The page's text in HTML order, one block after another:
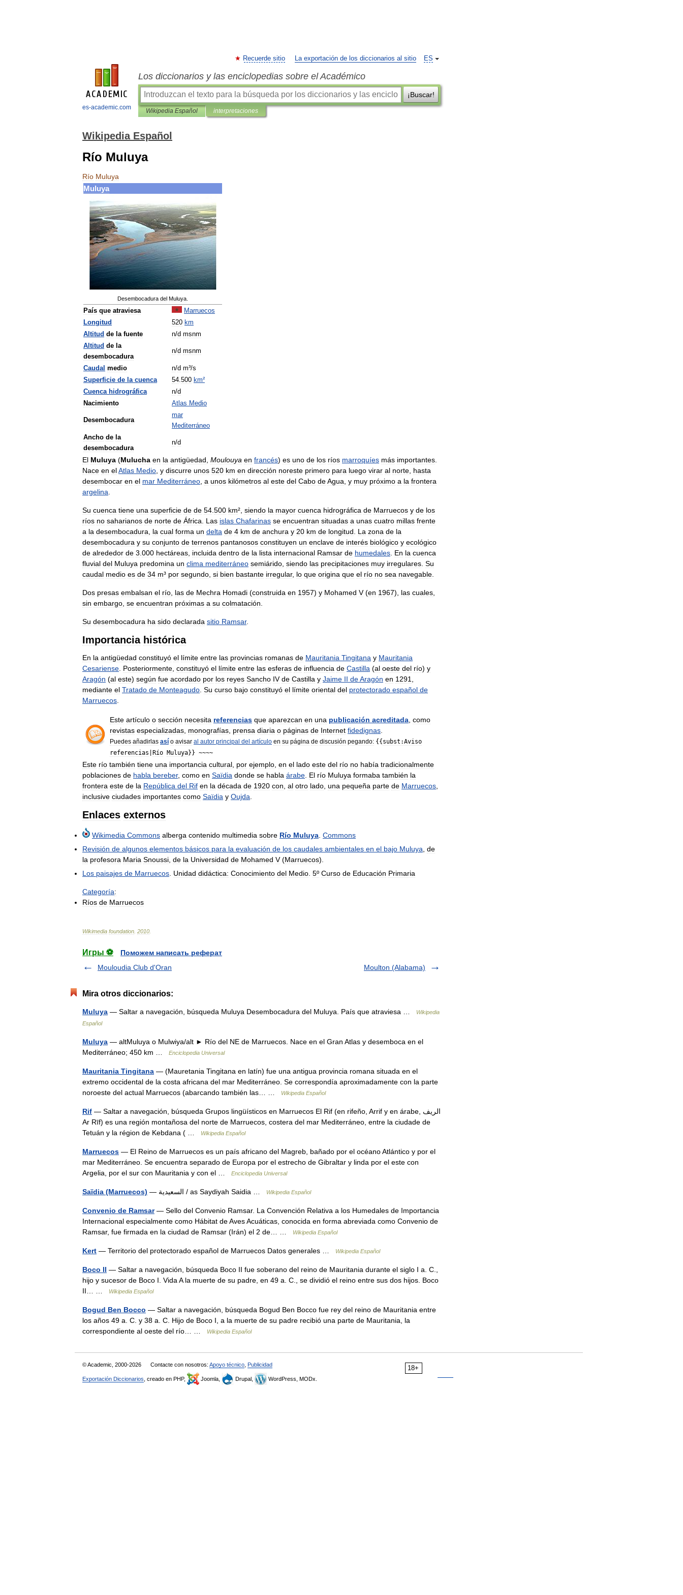
es-academic.com
ES
Recuerde sitio La exportación de los diccionarios al sitio
Los diccionarios y las enciclopedias sobre el Académico
¡Buscar!
Wikipedia Español interpretaciones
Wikipedia Español
Río Muluya
Río Muluya
Muluya
Desembocadura del Muluya
País que atraviesa
Marruecos
Longitud
520 km
Altitud de la fuente n/d msnm
Altitud de la
desembocadura
n/d msnm
Caudal medio n/d m³/s
Superficie de la cuenca 54.500 km²
Cuenca hidrográfica n/d
Nacimiento
Atlas Medio
Desembocadura
mar
Mediterráneo
Ancho de la
desembocadura
n/d
El Muluya (Mulucha en la antigüedad Moulouya en francés) es uno de los ríos marroquíes más importantes
Nace en elAtlas Medio y discurre unos 520 km en dirección noreste primero para luego virar al norte hasta
desembocar en el mar Mediterráneo a unos kilómetros al este del Cabo deAgua y muy próximo a la frontera
argelina
Su cuenca tiene una superficie de de 54 500 km², siendo la mayor cuenca hidrográfica de Marruecos y de los
ríos no saharianos de norte de África Las islas Chafarinas se encuentran situadas a unas cuatro millas frente
a la desembocadura la cual forma un delta de 4 km de anchura y 20 km de longitud La zona de la
desembocadura y su conjunto de terrenos pantanosos constituyen un enclave de interés biológico y ecológico
de alrededor de 3 000 hectáreas incluida dentro de la lista internacional Ramsar de humedales En la cuenca
fluvial del Muluya predomina un clima mediterráneo semiárido siendo las precipitaciones muy irregulares Su
caudal medio es de 34 m³ por segundo si bien bastante irregular, lo que origina que el río no sea navegable
Dos presas embalsan el río las de Mechra Homadi (construida en 1957) y Mohamed V(en 1967), las cuales
sin embargo se encuentran próximas a su colmatación
Su desembocadura ha sido declarada sitio Ramsar.
Importancia histórica
En la antigüedad constituyó el límite entre las provincias romanas de Mauritania Tingitana y Mauritania
Cesariense Posteriormente constituyó el límite entre las esferas de influencia de Castilla (al oeste del río) y
Aragón (al este) según fue acordado por los reyes Sancho IV de Castilla y Jaime II deAragón en 1291
mediante el Tratado de Monteagudo Su curso bajo constituyó el límite oriental del protectorado español de
Marruecos
Este artículo o sección necesita referencias que aparezcan en una publicación acreditada como
revistas especializadas monografías prensa diaria o páginas de Internet fidedignas
Puedes añadirlas así o avisar al autor principal del artículo en su página de discusión pegando: {{ subst:Aviso
referencias
Río Muluya}} ~~~~
Este río también tiene una importancia cultural por ejemplo en el lado este del río no había tradicionalmente
poblaciones de habla bereber, como en Saïdia donde se habla árabe El río Muluya formaba también la
frontera este de la República del Rif en la década de 1920 con al otro lado una pequeña parte de Marruecos
inclusive ciudades importantes como Saïdia y Oujda
Enlaces externos
Wikimedia Commons alberga contenido multimedia sobre Río Muluya Commons
Revisión de algunos elementos básicos para la evaluación de los caudales ambientales en el bajo Muluya de
la profesora Maria Snoussi de la Universidad de Mohamed V(Marruecos).
Los paisajes de Marruecos Unidad didáctica: Conocimiento del Medio 5º Curso de Educación Primaria
Categoría:
Ríos de Marruecos
Wikimedia foundation 2010
Игры ⚽
Поможем написать реферат
Mouloudia Club d'Oran
Moulton (Alabama)
Mira otros diccionarios:
Muluya — Saltar a navegación, búsqueda Muluya Desembocadura del Muluya. País que atraviesa …
Wikipedia
Español
Muluya — altMuluya o Mulwiya/alt ► Río del NE de Marruecos. Nace en el Gran Atlas y desemboca en el
Mediterráneo; 450 km …
Enciclopedia Universal
Mauritania Tingitana — (Mauretania Tingitana en latín) fue una antigua provincia romana situada en el
extremo occidental de la costa africana del mar Mediterráneo. Se correspondía aproximadamente con la parte
noroeste del actual Marruecos (abarcando también las… …
Wikipedia Español
Rif — Saltar a navegación, búsqueda Grupos lingüísticos en Marruecos El Rif (en rifeño, Arrif y en árabe, الريف
Ar Rīf) es una región montañosa del norte de Marruecos, costera del mar Mediterráneo, entre la ciudade de
Tetuán y la région de Kebdana ( …
Wikipedia Español
Marruecos — El Reino de Marruecos es un país africano del Magreb, bañado por el océano Atlántico y por el
mar Mediterráneo. Se encuentra separado de Europa por el estrecho de Gibraltar y linda por el este con
Argelia, por el sur con Mauritania y con el …
Enciclopedia Universal
Saïdia (Marruecos) — السعيدية / as Saydiyah Saidia … Wikipedia Español
Convenio de Ramsar— Sello del Convenio Ramsar. La Convención Relativa a los Humedales de Importancia
Internacional especialmente como Hábitat de Aves Acuáticas, conocida en forma abreviada como Convenio de
Ramsar, fue firmada en la ciudad de Ramsar (Irán) el 2 de… …
Wikipedia Español
Kert — Territorio del protectorado español de Marruecos Datos generales … Wikipedia Español
Boco II — Saltar a navegación, búsqueda Boco II fue soberano del reino de Mauritania durante el siglo I a. C.,
hijo y sucesor de Boco I. Vida A la muerte de su padre, en 49 a. C., se dividió el reino entre sus dos hijos. Boco
II… …
Wikipedia Español
Bogud Ben Bocco — Saltar a navegación, búsqueda Bogud Ben Bocco fue rey del reino de Mauritania entre
los años 49 a. C. y 38 a. C. Hijo de Boco I, a la muerte de su padre recibió una parte de Mauritania, la
correspondiente al oeste del río… …
Wikipedia Español
18+
© Academic, 2000-2026 Contacte con nosotros: Apoyo técnico Publicidad
Exportación Diccionarios , creado en PHP, Joomla, Drupal, WordPress, MODx.